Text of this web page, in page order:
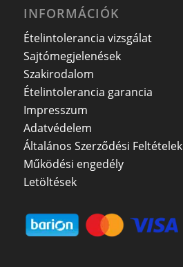
INFORMÁCIÓK
Ételintolerancia vizsgálat
Sajtómegjelenések
Szakirodalom
Ételintolerancia garancia
Impresszum
Adatvédelem
Általános Szerződési Feltételek
Működési engedély
Letöltések